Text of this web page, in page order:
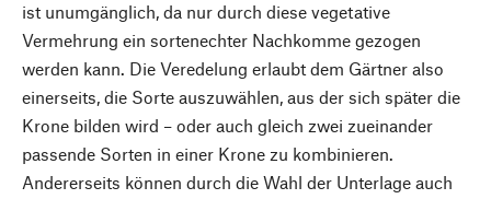
ist unumgänglich, da nur durch diese vegetative
Vermehrung ein sortenechter Nachkomme gezogen
werden kann. Die Veredelung erlaubt dem Gärtner also
einerseits, die Sorte auszuwählen, aus der sich später die
Krone bilden wird – oder auch gleich zwei zueinander
passende Sorten in einer Krone zu kombinieren.
Andererseits können durch die Wahl der Unterlage auch